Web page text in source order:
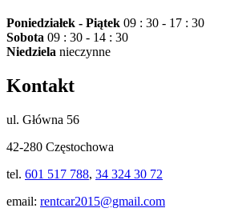
Poniedziałek - Piątek 09 : 30 - 17 : 30
Sobota 09 : 30 - 14 : 30
Niedziela nieczynne
Kontakt
ul. Główna 56
42-280 Częstochowa
tel. 601 517 788, 34 324 30 72
email: rentcar2015@gmail.com